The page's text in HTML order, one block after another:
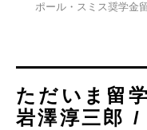
ポール・スミス奨学金
ただいま留
岩澤淳三郎 /